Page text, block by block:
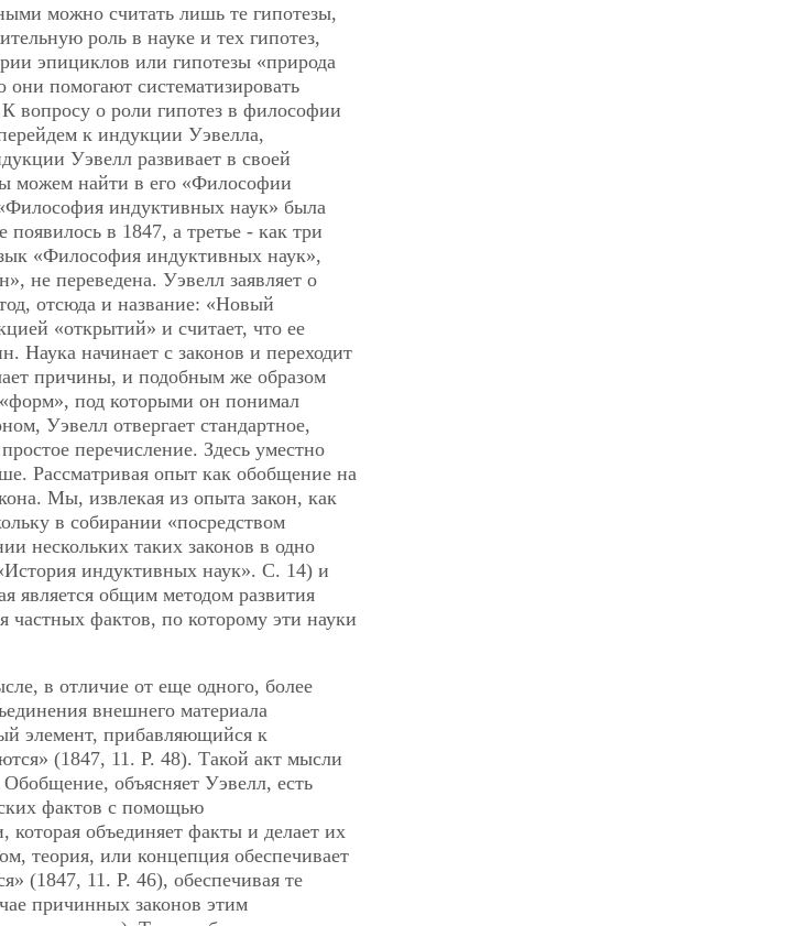
можно считать лишь те гипотезы,
роль в науке и тех гипотез,
эпициклов или гипотезы «природа
они помогают систематизировать
вопросу о роли гипотез в философии
к индукции Уэвелла,
Уэвелл развивает в своей
можем найти в его «Философии
индуктивных наук» была
в 1847, а третье - как три
«Философия индуктивных наук»,
не переведена. Уэвелл заявляет о
отсюда и название: «Новый
«открытий» и считает, что ее
Наука начинает с законов и переходит
причины, и подобным же образом
«форм», под которыми он понимал
Уэвелл отвергает стандартное,
перечисление. Здесь уместно
Рассматривая опыт как обобщение на
Мы, извлекая из опыта закон, как
в собирании «посредством
нескольких таких законов в одно
индуктивных наук». С. 14) и
является общим методом развития
частных фактов, по которому эти науки
в отличие от еще одного, более
внешнего материала
элемент, прибавляющийся к
(1847, 11. Р. 48). Такой акт мысли
объясняет Уэвелл, есть
фактов с помощью
объединяет факты и делает их
теория, или концепция обеспечивает
(1847, 11. Р. 46), обеспечивая те
причинных законов этим